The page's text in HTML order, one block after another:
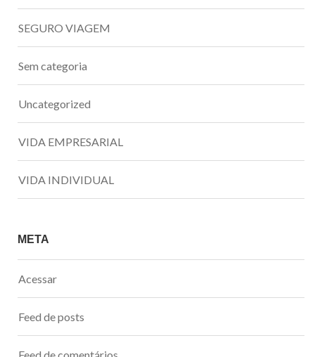
SEGURO VIAGEM
Sem categoria
Uncategorized
VIDA EMPRESARIAL
VIDA INDIVIDUAL
META
Acessar
Feed de posts